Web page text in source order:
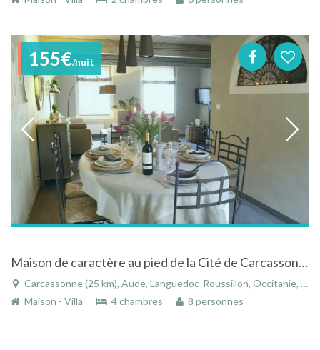
155€/nuit
Maison de caractère au pied de la Cité de Carcassonne
Carcassonne (25 km), Aude, Languedoc-Roussillon, Occitanie, France
Maison - Villa
4 chambres 8 personnes